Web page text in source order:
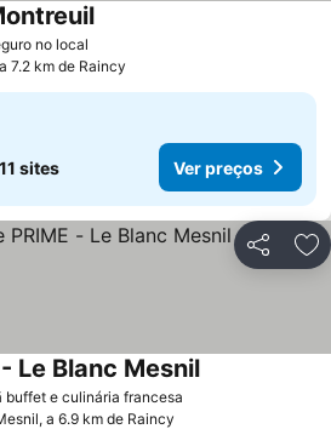
no local
7.2 km de Raincy
11 sites Ver preços
Partilhar
buffet e culinária francesa
Le Blanc Mesnil
a 6.9 km de Raincy